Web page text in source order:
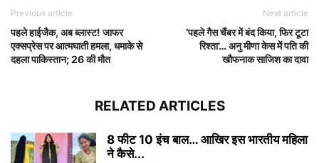
Previous article
पहले हाईजैक, अब ब्लास्ट! जाफर
एक्सप्रेस पर आत्मघाती हमला, धमाके से
दहला पाकिस्तान; 26 की मौत
Next article
‘पहले गैस चैंबर में बंद किया, फिर टूटा
रिश्ता’… अनु मीणा केस में पति की
खौफनाक साजिश का दावा
RELATED ARTICLES
8 फीट 10 इंच बाल… आखिर इस भारतीय महिला
ने कैसे...